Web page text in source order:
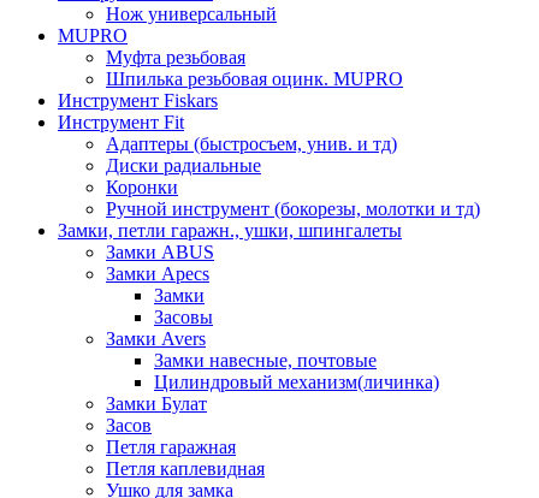
Нож универсальный
MUPRO
Муфта резьбовая
Шпилька резьбовая оцинк. MUPRO
Инструмент Fiskars
Инструмент Fit
Адаптеры (быстросъем, унив. и тд)
Диски радиальные
Коронки
Ручной инструмент (бокорезы, молотки и тд)
Замки, петли гаражн., ушки, шпингалеты
Замки ABUS
Замки Apecs
Замки
Засовы
Замки Avers
Замки навесные, почтовые
Цилиндровый механизм(личинка)
Замки Булат
Засов
Петля гаражная
Петля каплевидная
Ушко для замка